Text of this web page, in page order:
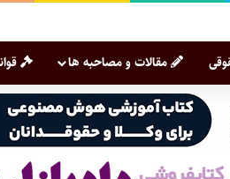
مقالات و مصاحبه ها